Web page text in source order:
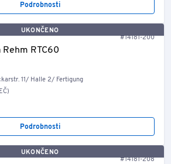
Podrobnosti
UKONČENO
#14181-200
RTC60
11/ Halle 2/ Fertigung
Podrobnosti
UKONČENO
#14181-208